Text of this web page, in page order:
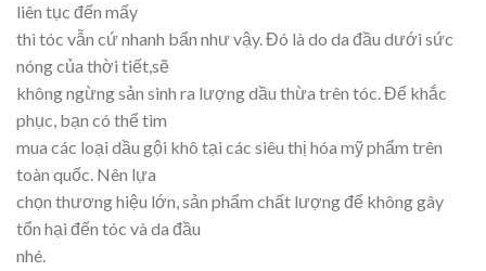
liên tục đến mấy
thì tóc vẫn cứ nhanh bẩn như vậy. Đó là do da đầu dưới sức
nóng của thời tiết,sẽ
không ngừng sản sinh ra lượng dầu thừa trên tóc. Để khắc
phục, bạn có thể tìm
mua các loại dầu gội khô tại các siêu thị hóa mỹ phẩm trên
toàn quốc. Nên lựa
chọn thương hiệu lớn, sản phẩm chất lượng để không gây
tổn hại đến tóc và da đầu
nhé.